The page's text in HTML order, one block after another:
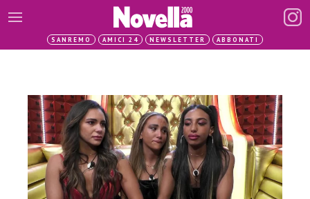
SANREMO AMICI 24 NEWSLETTER ABBONATI